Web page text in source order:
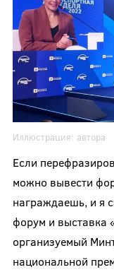
Иллюстрация: автора
Если
можно вывести
награждаешь, и я
форум и выставка
организуемый
национальной